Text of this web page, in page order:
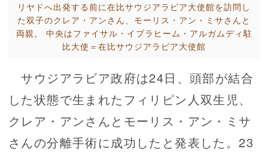
リヤドへ出発する前に在比サウジアラビア大使館を訪問し
た双子のクレア・アンさん、モーリス・アン・ミサさんと
両親。 中央はファイサル・イブラヒーム・アルガムディ駐
比大使＝在比サウジアラビア大使館
サウジアラビア政府は24日、頭部が結合
した状態で生まれたフィリピン人双生児、
クレア・アンさんとモーリス・アン・ミサ
さんの分離手術に成功したと発表した。23